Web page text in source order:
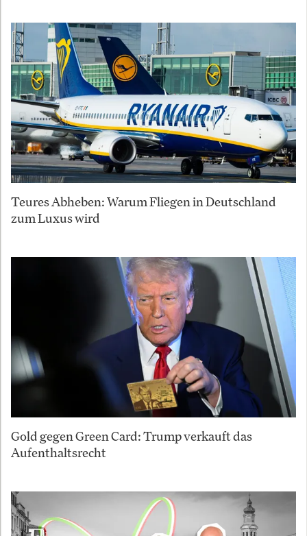
Teures Abheben: Warum Fliegen in Deutschland
zum Luxus wird
Gold gegen Green Card: Trump verkauft das
Aufenthaltsrecht